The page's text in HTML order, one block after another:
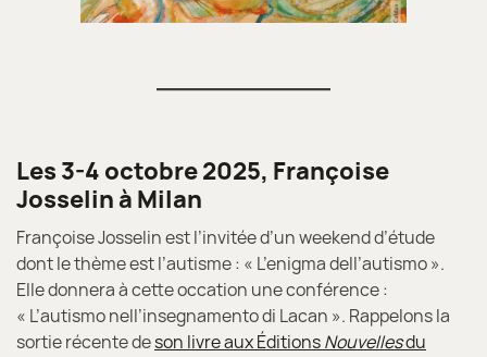
Les 3-4 octobre 2025, Françoise
Josselin à Milan
Françoise Josselin est l’invitée d’un weekend d’étude
dont le thème est l’autisme : « L’enigma dell’autismo ».
Elle donnera à cette occation une conférence :
« L’autismo nell’insegnamento di Lacan ». Rappelons la
sortie récente deson livre aux ÉditionsNouvellesdu